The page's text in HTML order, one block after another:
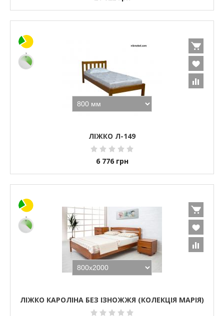
ЛІЖКО Л-149
6 776 грн
ЛІЖКО КАРОЛІНА БЕЗ ІЗНОЖЖЯ (КОЛЕКЦІЯ МАРІЯ)